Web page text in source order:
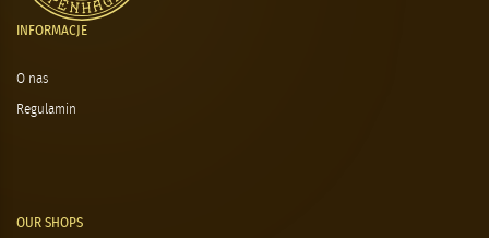
INFORMACJE
O nas
Regulamin
OUR SHOPS